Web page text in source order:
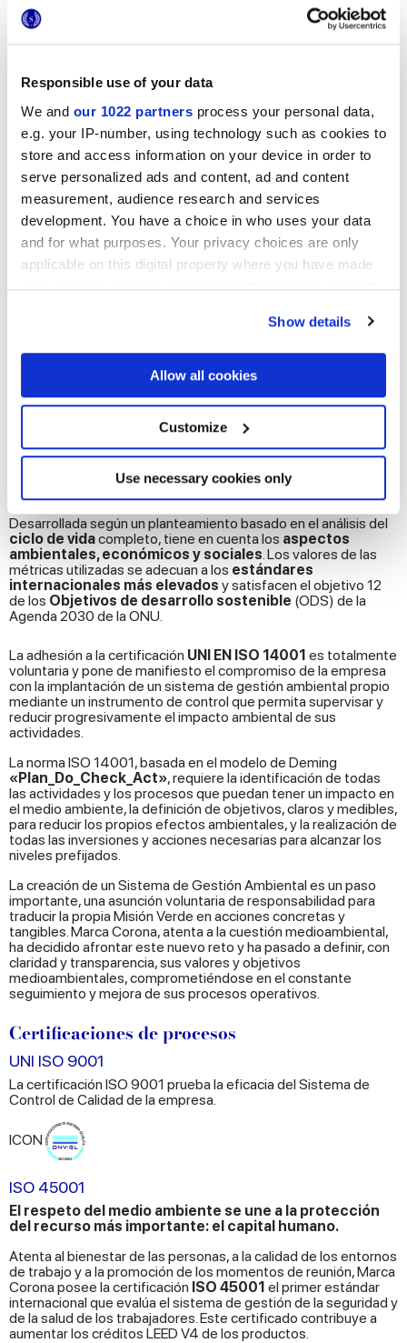
Responsible use of your data
We and our 1022 partners process your personal data,
e.g. your IP-number, using technology such as cookies to
store and access information on your device in order to
serve personalized ads and content, ad and content
measurement, audience research and services
development. You have a choice in who uses your data
and for what purposes. Your privacy choices are only
applicable on this digital property where you have made
your choices. You can change or withdraw your consent
If you allow, we would also like to:
Collect information about your geographical
location which can be accurate to within several
Identify your device by actively scanning it for
specific characteristics (fingerprinting)
Find out more about how your personal data is processed
and set your preferences in thedetails section.
We use cookies to personalise content and ads, to
provide social media features and to analyse our traffic.
We also share information about your use of our site with
our social media, advertising and analytics partners who
may combine it with other information that you’ve
provided to them or that they’ve collected from your use
of their services.
Show details
Allow all cookies
Customize
Use necessary cookies only
La sostenibilidad ambiental, nuestra misión
Marca Corona, que lleva muchos años comprometida con la
sostenibilidad y la optimización de sus procesos
empresariales, ha obtenido lanueva certificaciónUNI EN ISO
que clasifica los azulejosen función de la
sostenibilidad
Desarrollada según un planteamiento basado en el análisis del
ciclo de vidacompleto, tiene en cuenta los aspectos
ambientales, económicos y sociales. Los valores de las
métricas utilizadas se adecuan a los estándares
internacionales más elevados y satisfacen el objetivo 12
de los Objetivos de desarrollo sostenible (ODS) de la
Agenda 2030 de la ONU.
La adhesión a la certificación UNI EN ISO 14001 es totalmente
voluntaria y pone de manifiesto el compromiso de la empresa
con la implantación de un sistema de gestión ambiental propio
mediante un instrumento de control que permita supervisar y
reducir progresivamente el impacto ambiental de sus
actividades.
La norma ISO 14001, basada en el modelo de Deming
«Plan_Do_Check_Act», requiere la identificación de todas
las actividades y los procesos que puedan tener un impacto en
el medio ambiente, la definición de objetivos, claros y medibles,
para reducir los propios efectos ambientales, y la realización de
todas las inversiones y acciones necesarias para alcanzar los
niveles prefijados.
La creación de un Sistema de Gestión Ambiental es un paso
importante, una asunción voluntaria de responsabilidad para
traducir la propia Misión Verde en acciones concretas y
tangibles. Marca Corona, atenta a la cuestión medioambiental,
ha decidido afrontar este nuevo reto y ha pasado a definir, con
claridad y transparencia, sus valores y objetivos
medioambientales, comprometiéndose en el constante
seguimiento y mejora de sus procesos operativos.
Certificaciones de procesos
UNI ISO 9001
La certificación ISO 9001 prueba la eficacia del Sistema de
Control de Calidad de la empresa.
ICON
ISO 45001
El respeto del medio ambiente se une a la protección
del recurso más importante: el capital humano.
Atenta al bienestar de las personas, a la calidad de los entornos
de trabajo y a la promoción de los momentos de reunión, Marca
Corona posee la certificación ISO 45001 el primer estándar
internacional que evalúa el sistema de gestión de la seguridad y
de la salud de los trabajadores. Este certificado contribuye a
aumentar los créditos LEED V4 de los productos.